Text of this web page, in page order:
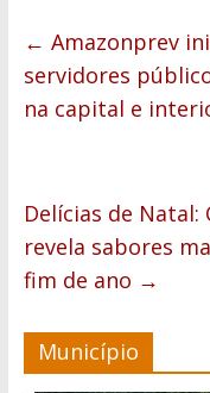
← Amazonprev
servidores
na capital e
Delícias de Natal:
revela sabores
fim de ano →
Município